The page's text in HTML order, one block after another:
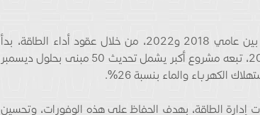
وأجرت حكومة رأس الخيمة تحديثاً شاملاً للمباني الحكومية بين عامي 2018 و2022، من خلال عقود أداء الطاقة، بدأ
بتحديث أربعة مباني تابعة لبلدية رأس الخيمة في عام 2018، تبعه مشروع أكبر يشمل تحديث 50 مبنى بحلول ديسمبر
إدارة الطاقة، بهدف الحفاظ على هذه الوفورات، وتحسين